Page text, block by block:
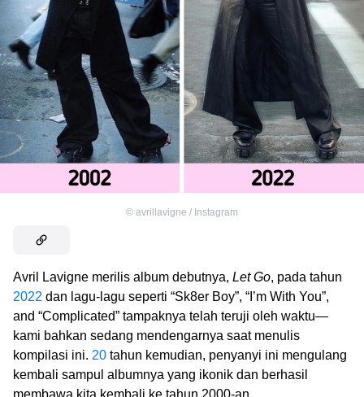
© avrillavigne / Instagram
Avril Lavigne merilis album debutnya, Let Go, pada tahun
2022 dan lagu-lagu seperti “Sk8er Boy”, “I’m With You”,
and “Complicated” tampaknya telah teruji oleh waktu—
kami bahkan sedang mendengarnya saat menulis
kompilasi ini. 20 tahun kemudian, penyanyi ini mengulang
kembali sampul albumnya yang ikonik dan berhasil